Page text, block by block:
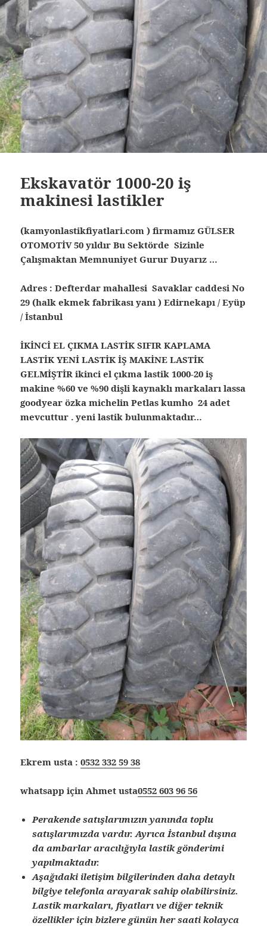
Ekskavatör 1000-20 iş
makinesi lastikler
(kamyonlastikfiyatlari.com ) firmamız GÜLSER
OTOMOTİV 50 yıldır Bu Sektörde Sizinle
Çalışmaktan Memnuniyet Gurur Duyarız …
Adres : Defterdar mahallesi Savaklar caddesi No
29 (halk ekmek fabrikası yanı ) Edirnekapı / Eyüp
/ İstanbul
İKİNCİ EL ÇIKMA LASTİK SIFIR KAPLAMA
LASTİK YENİ LASTİK İŞ MAKİNE LASTİK
GELMİŞTİR ikinci el çıkma lastik 1000-20 iş
makine %60 ve %90 dişli kaynaklı markaları lassa
goodyear özka michelin Petlas kumho 24 adet
mevcuttur . yeni lastik bulunmaktadır…
Ekrem usta :0532 332 59 38
whatsapp için Ahmet usta0552 603 96 56
Perakende satışlarımızın yanında toplu
satışlarımızda vardır. Ayrıca İstanbul dışına
da ambarlar aracılığıyla lastik gönderimi
yapılmaktadır.
Aşağıdaki iletişim bilgilerinden daha detaylı
bilgiye telefonla arayarak sahip olabilirsiniz.
Lastik markaları, fiyatları ve diğer teknik
özellikler için bizlere günün her saati kolayca